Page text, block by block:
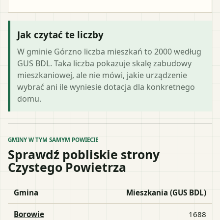
Jak czytać te liczby
W gminie Górzno liczba mieszkań to 2000 według
GUS BDL. Taka liczba pokazuje skalę zabudowy
mieszkaniowej, ale nie mówi, jakie urządzenie
wybrać ani ile wyniesie dotacja dla konkretnego
domu.
GMINY W TYM SAMYM POWIECIE
Sprawdź pobliskie strony
Czystego Powietrza
Gmina Mieszkania (GUS BDL)
Borowie 1688